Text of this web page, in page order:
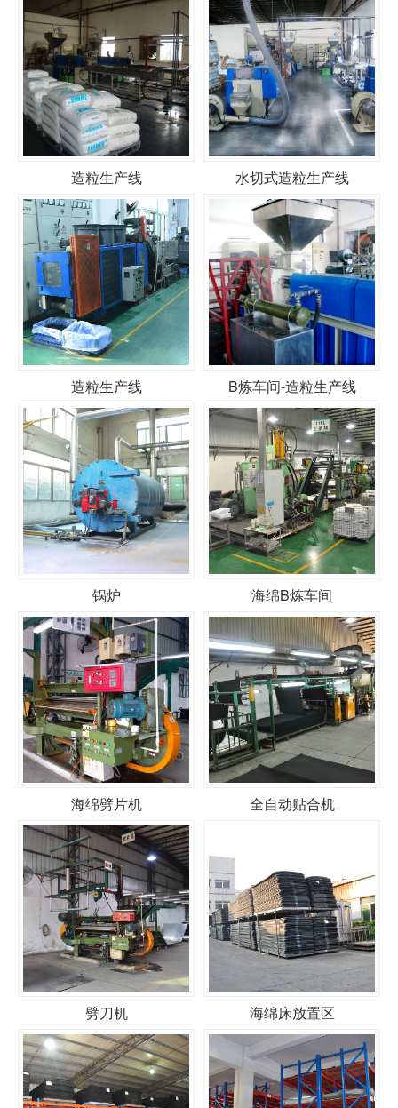
造粒生产线 水切式造粒生产线
造粒生产线 B炼车间-造粒生产线
锅炉 海绵B炼车间
海绵劈片机 全自动贴合机
劈刀机 海绵床放置区